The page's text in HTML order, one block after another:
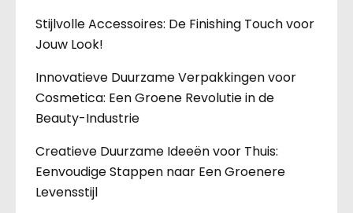
Stijlvolle Accessoires: De Finishing Touch voor
Jouw Look!
Innovatieve Duurzame Verpakkingen voor
Cosmetica: Een Groene Revolutie in de
Beauty-Industrie
Creatieve Duurzame Ideeën voor Thuis:
Eenvoudige Stappen naar Een Groenere
Levensstijl